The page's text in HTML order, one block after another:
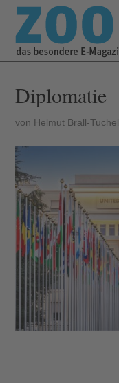
Diplomatie
von Helmut Brall-Tuchel